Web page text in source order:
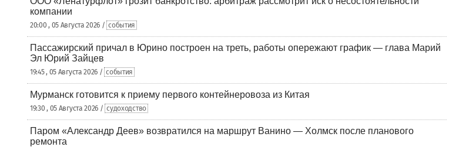
компании
20:00 , 05 Августа 2026 / события
Пассажирский причал в Юрино построен на треть, работы опережают график — глава Марий
Эл Юрий Зайцев
19:45 , 05 Августа 2026 / события
Мурманск готовится к приему первого контейнеровоза из Китая
19:30 , 05 Августа 2026 / судоходство
Паром «Александр Деев» возвратился на маршрут Ванино — Холмск после планового
ремонта